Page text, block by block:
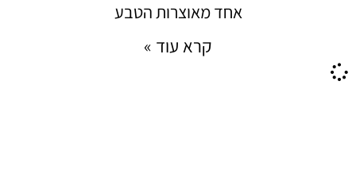
אחד מאוצרות הטבע
קרא עוד »